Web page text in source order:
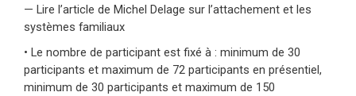
— Lire l’article de Michel Delage sur l’attachement et les
systèmes familiaux
• Le nombre de participant est fixé à : minimum de 30
participants et maximum de 72 participants en présentiel,
minimum de 30 participants et maximum de 150